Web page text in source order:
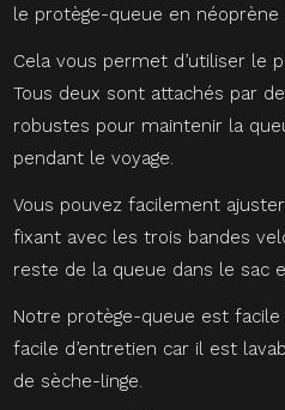
le protège-queue en néoprène
Cela vous permet d’utiliser le
Tous deux sont attachés par
robustes pour maintenir la
pendant le voyage.
Vous pouvez facilement
fixant avec les trois bandes
reste de la queue dans le sac
Notre protège-queue est
facile d’entretien car il est
de sèche-linge.